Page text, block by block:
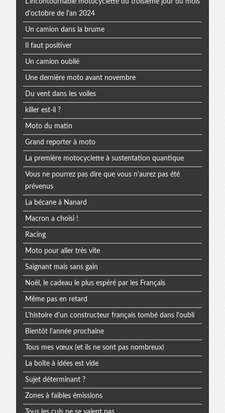
L'incontournable motocyclette du troisième jour du mois
d'octobre de l'an 2024
Un camion dans la brume
Il faut positiver
Un camion oublié
Une dernière moto avant novembre
Du vent dans les voiles
killer est-il ?
Moto du matin
Grand reporter à moto
La première motocyclette à sustentation quantique
Vous ne pourrez pas dire que vous n'aurez pas été
prévenus
La bécane à Nanard
Macron a choisi !
Racing
Moto pour aller très vite
Saignant mais sans gain
Noël, le cadeau le plus espéré par les Français
Même pas en retard
L'histoire d'un constructeur français tombé dans l'oubli
Bientôt l'année prochaine
Tous mes vœux (et ils ne sont pas nombreux)
La boîte à idées est vide
Sujet déterminant ?
Zones à faibles émissions